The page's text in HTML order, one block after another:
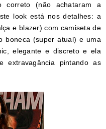
correto (não achataram a
look está nos detalhes: a
e blazer) com camiseta de
boneca (super atual) e uma
elegante e discreto e ela
extravagância pintando as